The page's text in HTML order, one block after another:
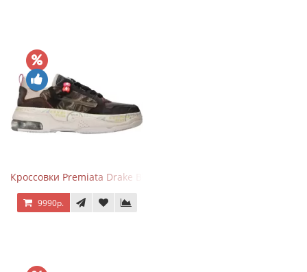
Кроссовки Premiata Drake Black Brown
9990р.